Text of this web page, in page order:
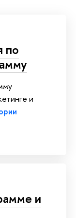
по
и
и